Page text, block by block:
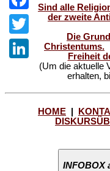
Facebook
Twitter
LinkedIn
Sind alle
der zweite
Die
Christentums.
Freiheit
(Um die aktuelle
erhalten,
HOME